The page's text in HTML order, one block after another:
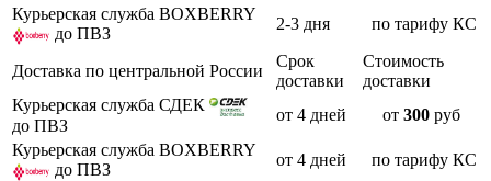
Курьерская служба BOXBERRY
до ПВЗ
2-3 дня по тарифу КС
Доставка по центральной России
Срок
доставки
Стоимость
доставки
Курьерская служба СДЕК
до ПВЗ
от 4 дней от 300руб
Курьерская служба BOXBERRY
до ПВЗ
от 4 дней по тарифу КС